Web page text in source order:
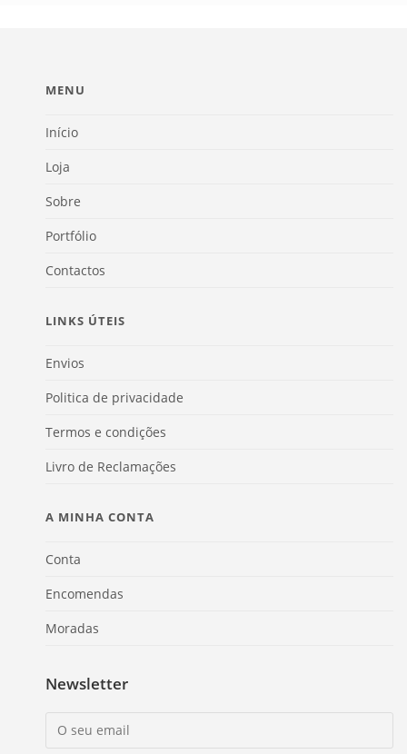
MENU
Início
Loja
Sobre
Portfólio
Contactos
LINKS ÚTEIS
Envios
Politica de privacidade
Termos e condições
Livro de Reclamações
A MINHA CONTA
Conta
Encomendas
Moradas
Newsletter